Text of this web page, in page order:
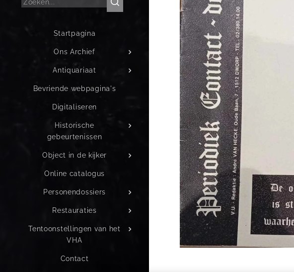
Startpagina
Ons Archief
Antiquariaat
Bevriende webpagina's
Digitaliseren
Historische
gebeurtenissen
Object in de kijker
Online catalogus
Personendossiers
Restauraties
Tentoonstellingen van het
VHA
Contact